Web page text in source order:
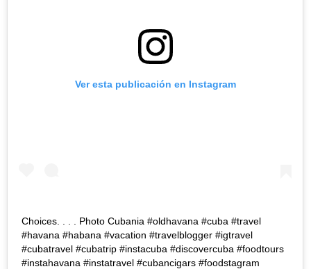
Ver esta publicación en Instagram
Choices. . . . Photo Cubania #oldhavana #cuba #travel
#havana #habana #vacation #travelblogger #igtravel
#cubatravel #cubatrip #instacuba #discovercuba #foodtours
#instahavana #instatravel #cubancigars #foodstagram